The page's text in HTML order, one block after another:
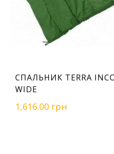
СПАЛЬНИК TERRA
WIDE
1,616.00 грн